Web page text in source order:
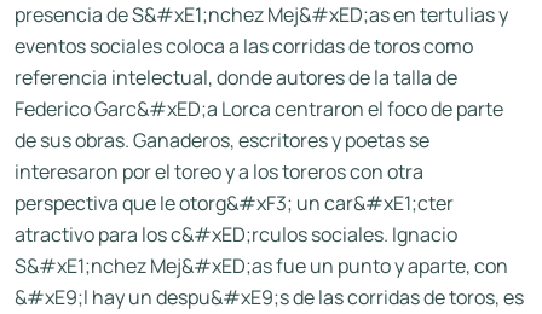
presencia de S&#xE1;nchez Mej&#xED;as en tertulias y
eventos sociales coloca a las corridas de toros como
referencia intelectual, donde autores de la talla de
Federico Garc&#xED;a Lorca centraron el foco de parte
de sus obras. Ganaderos, escritores y poetas se
interesaron por el toreo y a los toreros con otra
perspectiva que le otorg&#xF3; un car&#xE1;cter
atractivo para los c&#xED;rculos sociales. Ignacio
S&#xE1;nchez Mej&#xED;as fue un punto y aparte, con
&#xE9;l hay un despu&#xE9;s de las corridas de toros, es